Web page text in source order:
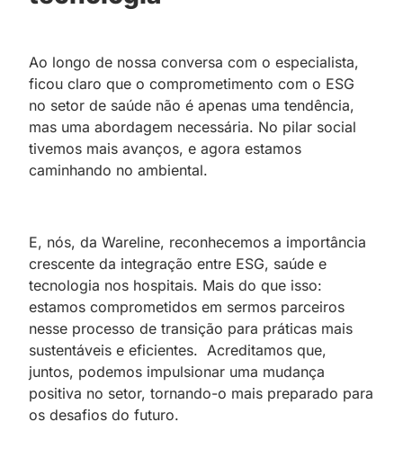
Ao longo de nossa conversa com o especialista,
ficou claro que o comprometimento com o ESG
no setor de saúde não é apenas uma tendência,
mas uma abordagem necessária. No pilar social
tivemos mais avanços, e agora estamos
caminhando no ambiental.
E, nós, da Wareline, reconhecemos a importância
crescente da integração entre ESG, saúde e
tecnologia nos hospitais. Mais do que isso:
estamos comprometidos em sermos parceiros
nesse processo de transição para práticas mais
sustentáveis e eficientes. Acreditamos que,
juntos, podemos impulsionar uma mudança
positiva no setor, tornando-o mais preparado para
os desafios do futuro.